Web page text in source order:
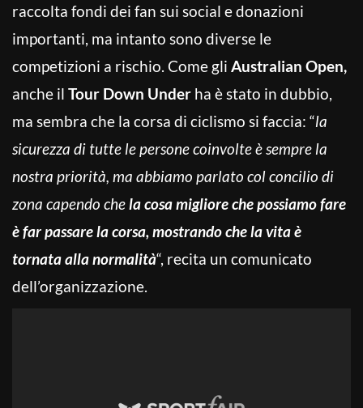
raccolta fondi dei fan sui social e donazioni
importanti, ma intanto sono diverse le
competizioni a rischio. Come gli Australian Open,
anche il Tour Down Under ha è stato in dubbio,
ma sembra che la corsa di ciclismo si faccia: “la
sicurezza di tutte le persone coinvolte è sempre la
nostra priorità, ma abbiamo parlato col concilio di
zona capendo chela cosa migliore che possiamo fare
è far passare la corsa, mostrando che la vita è
tornata alla normalità“, recita un comunicato
dell’organizzazione.